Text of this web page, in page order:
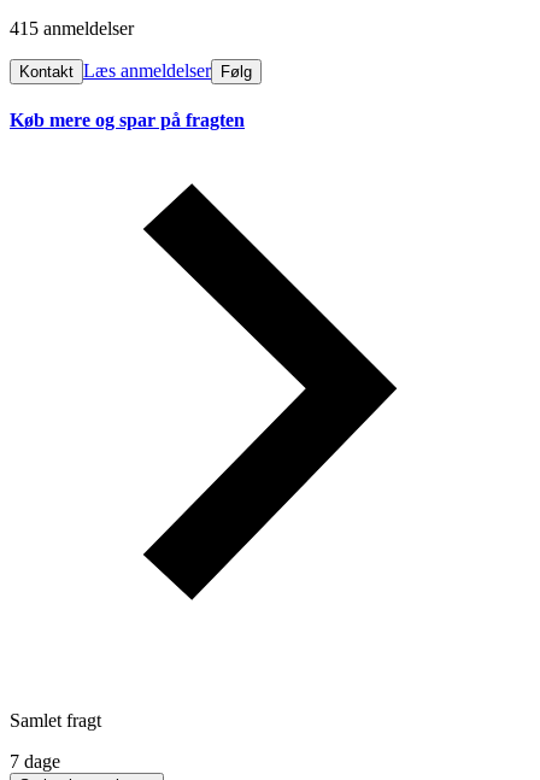
415 anmeldelser
Kontakt Læs anmeldelser Følg
Køb mere og spar på fragten
Samlet fragt
7 dage